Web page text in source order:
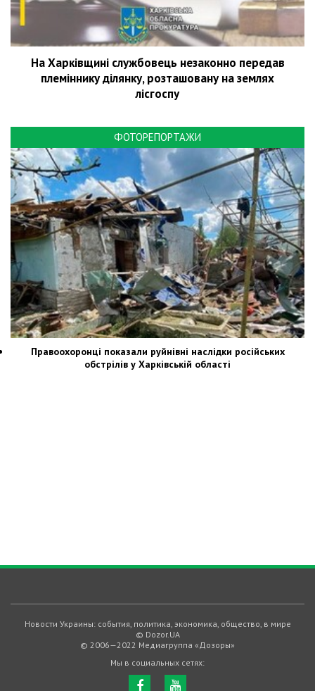
На Харківщині службовець незаконно передав
племіннику ділянку, розташовану на землях
лісгоспу
ФОТОРЕПОРТАЖИ
Правоохоронці показали руйнівні наслідки російських
обстрілів у Харківській області
Новости Украины: события, политика, экономика, общество, в мире
© Dozor.UA
© 2006—2022 Медиагруппа «Дозоры»
Мы в социальных сетях: